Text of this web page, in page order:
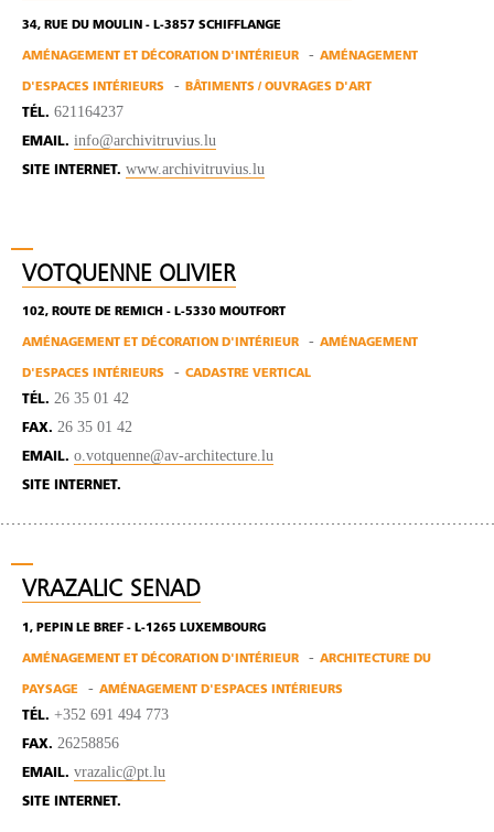
34, RUE DU MOULIN - L-3857 SCHIFFLANGE
AMÉNAGEMENT ET DÉCORATION D'INTÉRIEUR AMÉNAGEMENT
D'ESPACES INTÉRIEURS BÂTIMENTS / OUVRAGES D'ART
TÉL. 621164237
EMAIL. info@archivitruvius.lu
SITE INTERNET. www.archivitruvius.lu
VOTQUENNE OLIVIER
102, ROUTE DE REMICH - L-5330 MOUTFORT
AMÉNAGEMENT ET DÉCORATION D'INTÉRIEUR AMÉNAGEMENT
D'ESPACES INTÉRIEURS CADASTRE VERTICAL
TÉL. 26 35 01 42
FAX. 26 35 01 42
EMAIL. o.votquenne@av-architecture.lu
SITE INTERNET.
VRAZALIC SENAD
1, PEPIN LE BREF - L-1265 LUXEMBOURG
AMÉNAGEMENT ET DÉCORATION D'INTÉRIEUR ARCHITECTURE DU
PAYSAGE AMÉNAGEMENT D'ESPACES INTÉRIEURS
TÉL. +352 691 494 773
FAX. 26258856
EMAIL. vrazalic@pt.lu
SITE INTERNET.